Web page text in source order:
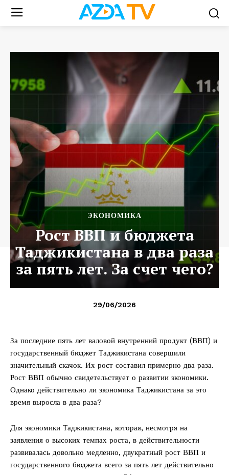
ЭКОНОМИКА
Рост ВВП и бюджета
Таджикистана в два раза
за пять лет. За счет чего?
29/06/2026
За последние пять лет валовой внутренний продукт (ВВП) и
государственный бюджет Таджикистана совершили
значительный скачок. Их рост составил примерно два раза.
Рост ВВП обычно свидетельствует о развитии экономики.
Однако действительно ли экономика Таджикистана за это
время выросла в два раза?
Для экономики Таджикистана, которая, несмотря на
заявления о высоких темпах роста, в действительности
развивалась довольно медленно, двукратный рост ВВП и
государственного бюджета всего за пять лет действительно